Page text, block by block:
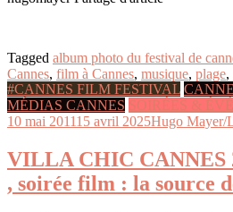
Tagged album photo du festival de
Cannes, film à Cannes, musique, plage,
#CANNES FILM FESTIVAL
MÉDIAS CANNES SOIRÉES &
10 mai 201115 avril 2025Hugo Mayer/
VILLA CHIC CANNES
, soirée film : la source